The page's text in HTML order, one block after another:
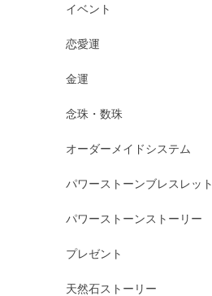
イベント
恋愛運
金運
念珠・数珠
オーダーメイドシステム
パワーストーンブレスレット
パワーストーンストーリー
プレゼント
天然石ストーリー